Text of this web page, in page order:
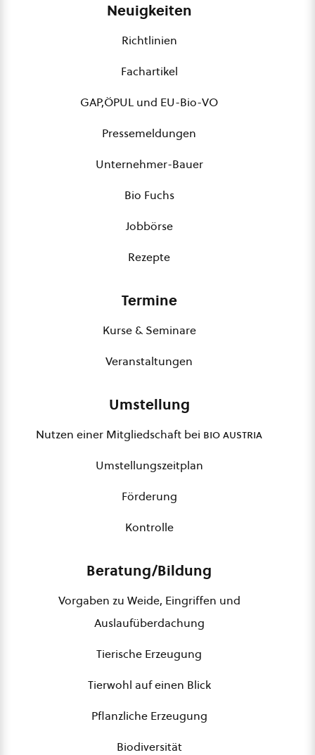
Neuigkeiten
Richtlinien
Fachartikel
GAP,ÖPUL und EU-Bio-VO
Pressemeldungen
Unternehmer-Bauer
Bio Fuchs
Jobbörse
Rezepte
Termine
Kurse & Seminare
Veranstaltungen
Umstellung
Nutzen einer Mitgliedschaft bei bio austria
Umstellungszeitplan
Förderung
Kontrolle
Beratung/Bildung
Vorgaben zu Weide, Eingriffen und
Auslaufüberdachung
Tierische Erzeugung
Tierwohl auf einen Blick
Pflanzliche Erzeugung
Biodiversität